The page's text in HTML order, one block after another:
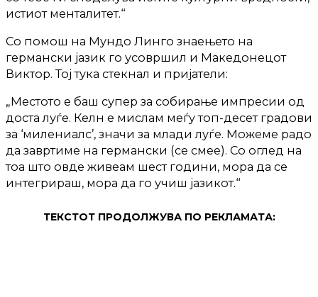
истиот менталитет.“
Со помош на Мундо Линго знаењето на
германски јазик го усовршил и Македонецот
Виктор. Тој тука стекнал и пријатели:
„Местото е баш супер за собирање импресии од
доста луѓе. Келн е мислам меѓу топ-десет градови
за ‘милениалс’, значи за млади луѓе. Можеме радо
да завртиме на германски (се смее). Со оглед на
тоа што овде живеам шест години, мора да се
интегрираш, мора да го учиш јазикот.“
ТЕКСТОТ ПРОДОЛЖУВА ПО РЕКЛАМАТА: